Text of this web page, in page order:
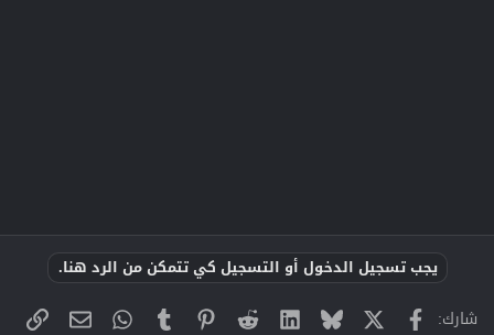
يجب تسجيل الدخول أو التسجيل كي تتمكن من الرد هنا.
شارك: فيسبوك Bluesky
LinkedIn
Reddit
Pinterest
Tumblr
WhatsApp
البريد